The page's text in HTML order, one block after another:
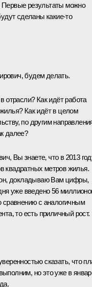
результаты можно
сделаны какие‑то
будем делать.
отрасли? Как идёт работа
Как идёт в целом
по другим
далее?
Вы знаете, что в 2013
квадратных метров жилья.
докладываю Вам цифры,
уже введено 56
сравнению с аналогичным
то есть приличный рост.
сказать, что
но это уже в